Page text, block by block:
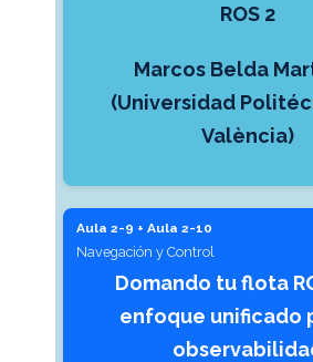
ROS 2
Marcos Belda
(Universidad
València)
Aula 2-9 + Aula 2-10
Navegación y Control
Domando tu flota
enfoque unificado